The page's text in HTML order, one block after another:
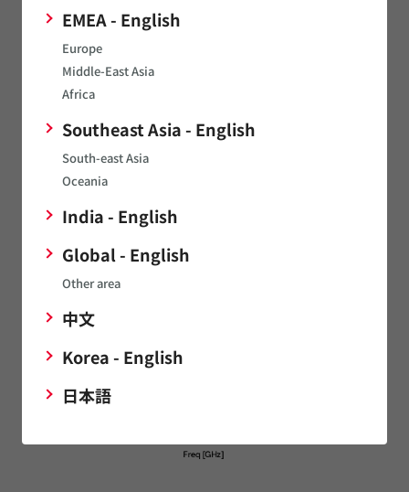
EMEA - English
Europe
Middle-East Asia
Africa
Southeast Asia - English
South-east Asia
Oceania
India - English
Global - English
Other area
中文
Korea - English
日本語
評価結果
Without cable